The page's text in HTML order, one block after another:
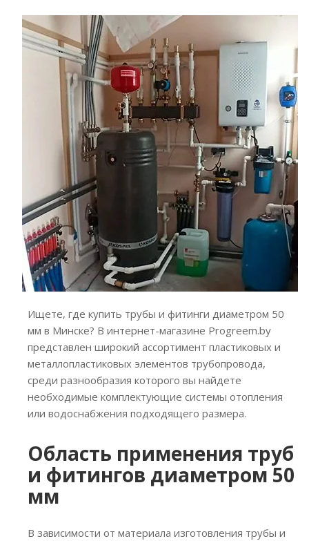
Ищете, где купить трубы и фитинги диаметром 50
мм в Минске? В интернет-магазине Progreem.by
представлен широкий ассортимент пластиковых и
металлопластиковых элементов трубопровода,
среди разнообразия которого вы найдете
необходимые комплектующие системы отопления
или водоснабжения подходящего размера.
Область применения труб
и фитингов диаметром 50
мм
В зависимости от материала изготовления трубы и